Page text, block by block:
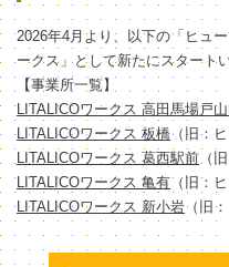
2026年4月より、以下の「ヒュ
ークス」として新たにスタート
【事業所一覧】
LITALICOワークス 高田馬場戸山
LITALICOワークス 板橋（旧：
LITALICOワークス 葛西駅前 （
LITALICOワークス 亀有（旧：
LITALICOワークス 新小岩（旧